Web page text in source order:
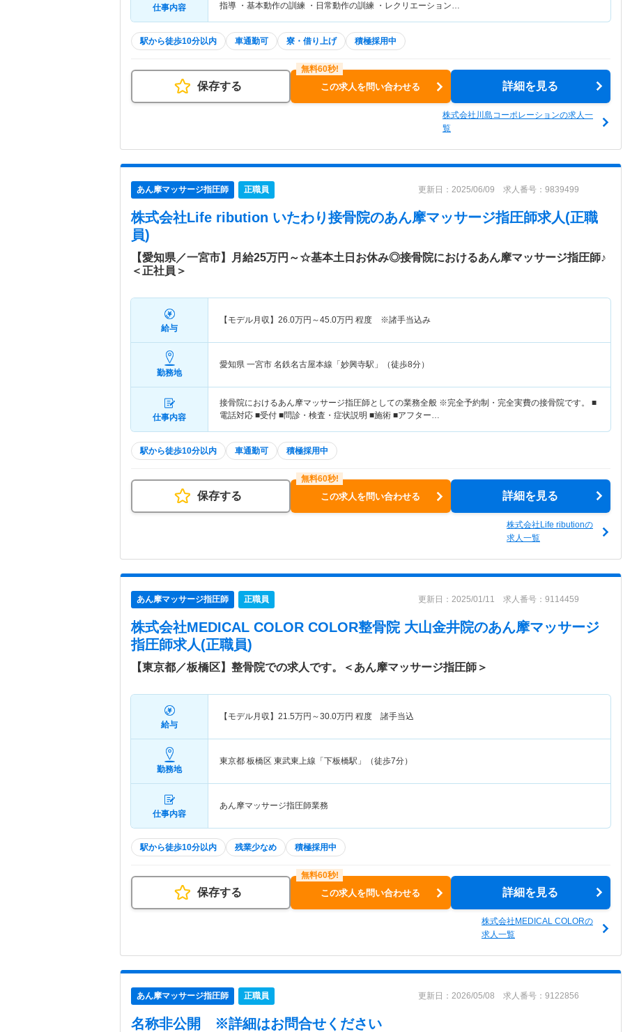
仕事内容
指導 ・基本動作の訓練 ・日常動作の訓練 ・レクリエーション…
駅から徒歩10分以内 車通勤可 寮・借り上げ 積極採用中
保存する この求人を問い合わせる 詳細を見る
株式会社川島コーポレーションの求人一
覧
あん摩マッサージ指圧師 正職員 更新日：2025/06/09 求人番号：9839499
株式会社Life ribution いたわり接骨院のあん摩マッサージ指圧師求人(正職
員)
【愛知県／一宮市】月給25万円～☆基本土日お休み◎接骨院におけるあん摩マッサージ指圧師♪
＜正社員＞
給与
【モデル月収】 26.0万円～45.0万円 程度 ※諸手当込み
勤務地
愛知県 一宮市 名鉄名古屋本線「妙興寺駅」（徒歩8分）
仕事内容
接骨院におけるあん摩マッサージ指圧師としての業務全般 ※完全予約制・完全実費の接骨院です。 ■
電話対応 ■受付 ■問診・検査・症状説明 ■施術 ■アフター…
駅から徒歩10分以内 車通勤可 積極採用中
保存する この求人を問い合わせる 詳細を見る
株式会社Life ributionの
求人一覧
あん摩マッサージ指圧師 正職員 更新日：2025/01/11 求人番号：9114459
株式会社MEDICAL COLOR COLOR整骨院 大山金井院のあん摩マッサージ
指圧師求人(正職員)
【東京都／板橋区】整骨院での求人です。＜あん摩マッサージ指圧師＞
給与
【モデル月収】 21.5万円～30.0万円 程度 諸手当込
勤務地
東京都 板橋区 東武東上線「下板橋駅」（徒歩7分）
仕事内容
あん摩マッサージ指圧師業務
駅から徒歩10分以内 残業少なめ 積極採用中
保存する この求人を問い合わせる 詳細を見る
株式会社MEDICAL COLORの
求人一覧
あん摩マッサージ指圧師 正職員 更新日：2026/05/08 求人番号：9122856
名称非公開 ※詳細はお問合せください